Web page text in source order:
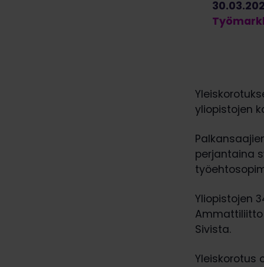
yliopistojen
perjantaina
Yliopistojen
Ammattiliitto
Sivista.
Yleiskorotus